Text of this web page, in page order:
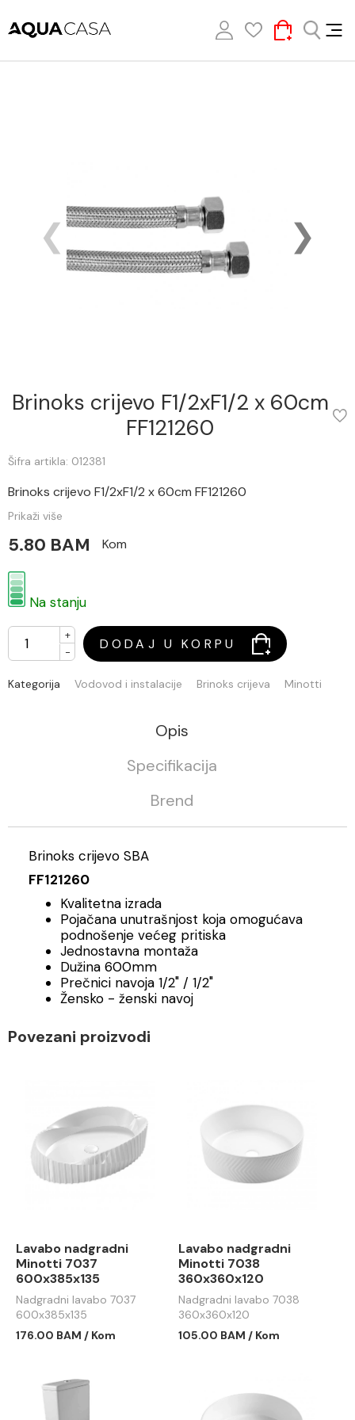
Brinoks crijevo F1/2xF1/2 x 60cm
FF121260
Šifra artikla: 012381
Brinoks crijevo F1/2xF1/2 x 60cm FF121260
Prikaži više
5.80 BAM Kom
Na stanju
+
-
DODAJ U KORPU
Kategorija Vodovod i instalacije Brinoks crijeva Minotti
Opis
Specifikacija
Brend
Brinoks crijevo SBA
FF121260
Kvalitetna izrada
Pojačana unutrašnjost koja omogućava
podnošenje većeg pritiska
Jednostavna montaža
Dužina 600mm
Prečnici navoja 1/2" / 1/2"
Žensko - ženski navoj
Povezani proizvodi
Lavabo nadgradni
Minotti 7037
600x385x135
Nadgradni lavabo 7037
600x385x135
176.00 BAM / Kom
Lavabo nadgradni
Minotti 7038
360x360x120
Nadgradni lavabo 7038
360x360x120
105.00 BAM / Kom